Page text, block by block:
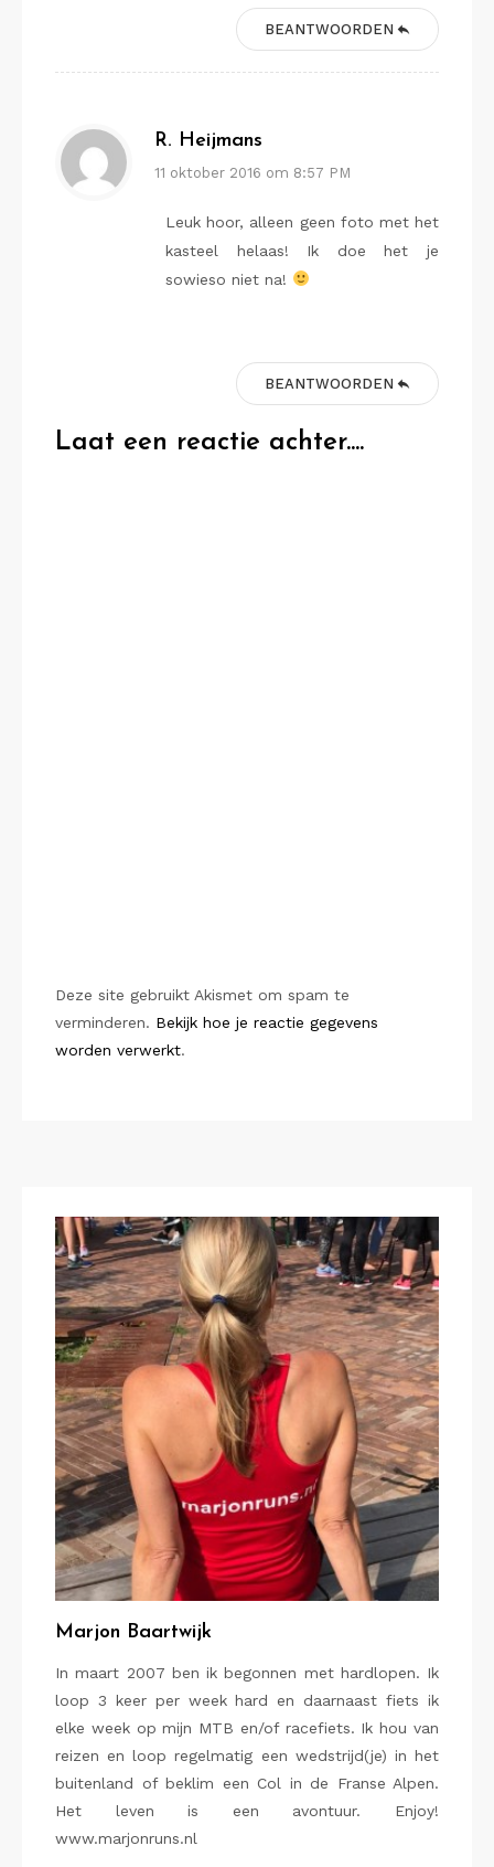
BEANTWOORDEN
R. Heijmans
11 oktober 2016 om 8:57 PM
Leuk hoor, alleen geen foto met het
kasteel helaas! Ik doe het je
sowieso niet na!
BEANTWOORDEN
Laat een reactie achter....
Deze site gebruikt Akismet om spam te
verminderen. Bekijk hoe je reactie gegevens
worden verwerkt.
Marjon Baartwijk
In maart 2007 ben ik begonnen met hardlopen. Ik
loop 3 keer per week hard en daarnaast fiets ik
elke week op mijn MTB en/of racefiets. Ik hou van
reizen en loop regelmatig een wedstrijd(je) in het
buitenland of beklim een Col in de Franse Alpen.
Het leven is een avontuur. Enjoy!
www.marjonruns.nl